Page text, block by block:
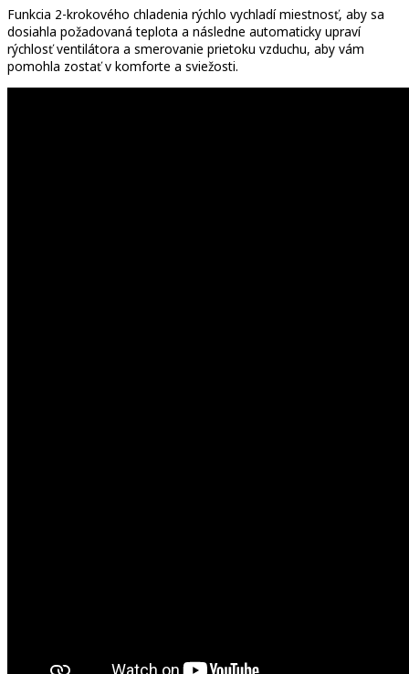
Funkcia 2-krokového chladenia rýchlo vychladí miestnosť, aby sa
dosiahla požadovaná teplota a následne automaticky upraví
rýchlosť ventilátora a smerovanie prietoku vzduchu, aby vám
pomohla zostať v komforte a sviežosti.